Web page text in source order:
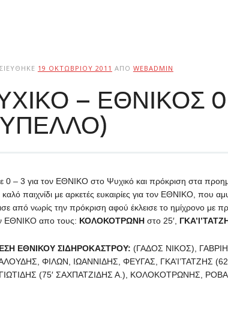
19 ΟΚΤΩΒΡΊΟΥ 2011 ΑΠΌ WEBADMIN
– ΕΘΝΙΚΟΣ
0 – 3 για τον ΕΘΝΙΚΟ στο Ψυχικό και πρόκριση στα
παιχνίδι με αρκετές ευκαιρίες για τον ΕΘΝΙΚΟ, που
από νωρίς την πρόκριση αφού έκλεισε το ημίχρονο με
ΕΘΝΙΚΟ απο τους: ΚΟΛΟΚΟΤΡΩΝΗστο 25′,
ΕΘΝΙΚΟΥ ΣΙΔΗΡΟΚΑΣΤΡΟΥ: (ΓΑΔΟΣ ΝΙΚΟΣ),
ΦΙΛΩΝ, ΙΩΑΝΝΙΔΗΣ, ΦΕΥΓΑΣ, ΓΚΑ’Ι’ΤΑΤΖΗΣ
(75′ ΣΑΧΠΑΤΖΙΔΗΣ Α.), ΚΟΛΟΚΟΤΡΩΝΗΣ,